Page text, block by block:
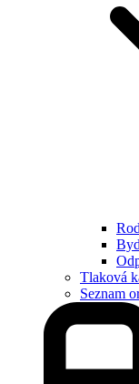
Tlaková
Seznam